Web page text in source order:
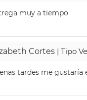
muy a tiempo
Cortes | Tipo
tardes me gustaría